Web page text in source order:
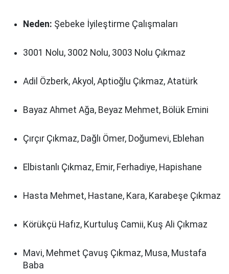
Neden: Şebeke İyileştirme Çalışmaları
3001 Nolu, 3002 Nolu, 3003 Nolu Çıkmaz
Adil Özberk, Akyol, Aptioğlu Çıkmaz, Atatürk
Bayaz Ahmet Ağa, Beyaz Mehmet, Bölük Emini
Çırçır Çıkmaz, Dağlı Ömer, Doğumevi, Eblehan
Elbistanlı Çıkmaz, Emir, Ferhadiye, Hapishane
Hasta Mehmet, Hastane, Kara, Karabeşe Çıkmaz
Körükçü Hafız, Kurtuluş Camii, Kuş Ali Çıkmaz
Mavi, Mehmet Çavuş Çıkmaz, Musa, Mustafa
Baba